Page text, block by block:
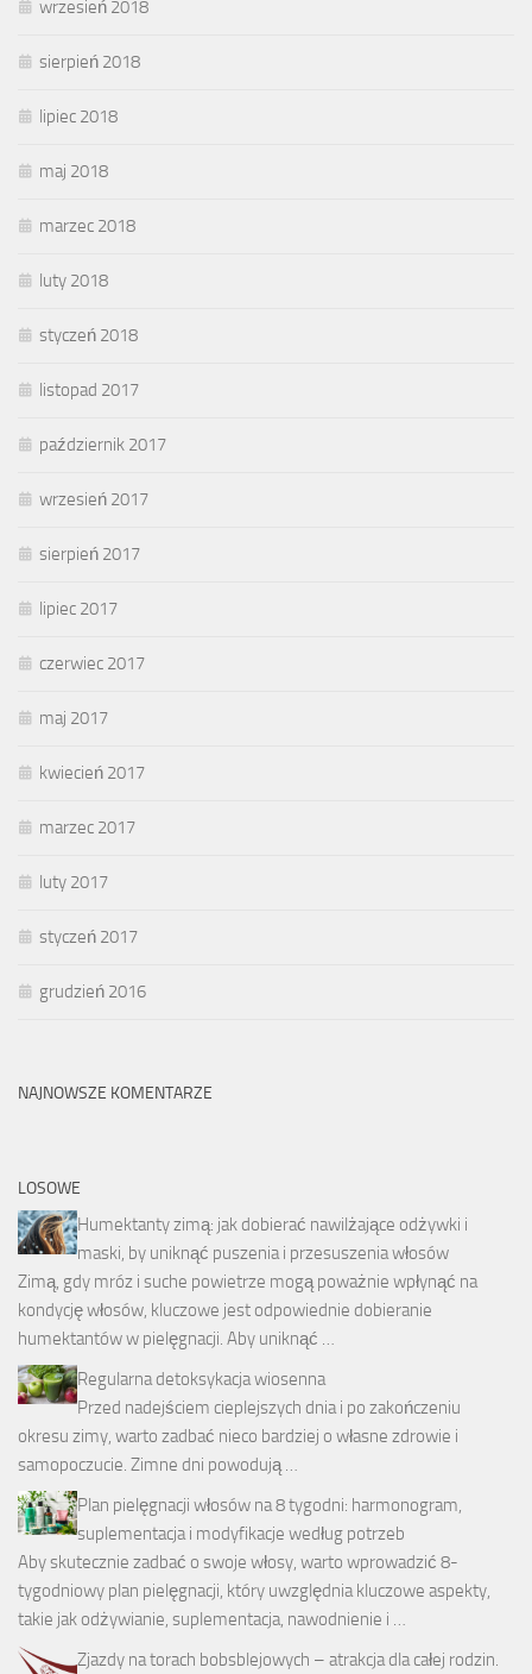
wrzesień 2018
sierpień 2018
lipiec 2018
maj 2018
marzec 2018
luty 2018
styczeń 2018
listopad 2017
październik 2017
wrzesień 2017
sierpień 2017
lipiec 2017
czerwiec 2017
maj 2017
kwiecień 2017
marzec 2017
luty 2017
styczeń 2017
grudzień 2016
NAJNOWSZE KOMENTARZE
LOSOWE
Humektanty zimą: jak dobierać nawilżające odżywki i
maski, by uniknąć puszenia i przesuszenia włosów
Zimą, gdy mróz i suche powietrze mogą poważnie wpłynąć na
kondycję włosów, kluczowe jest odpowiednie dobieranie
humektantów w pielęgnacji. Aby uniknąć …
Regularna detoksykacja wiosenna
Przed nadejściem cieplejszych dnia i po zakończeniu
okresu zimy, warto zadbać nieco bardziej o własne zdrowie i
samopoczucie. Zimne dni powodują …
Plan pielęgnacji włosów na 8 tygodni: harmonogram,
suplementacja i modyfikacje według potrzeb
Aby skutecznie zadbać o swoje włosy, warto wprowadzić 8-
tygodniowy plan pielęgnacji, który uwzględnia kluczowe aspekty,
takie jak odżywianie, suplementacja, nawodnienie i …
Zjazdy na torach bobsblejowych – atrakcja dla całej rodzin.